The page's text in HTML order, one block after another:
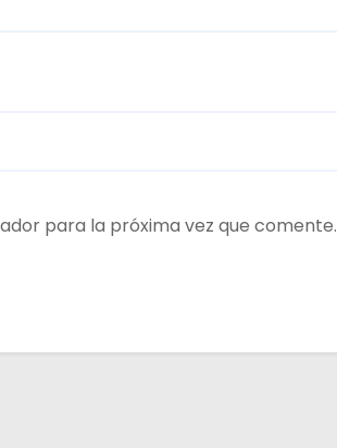
para la próxima vez que comente.